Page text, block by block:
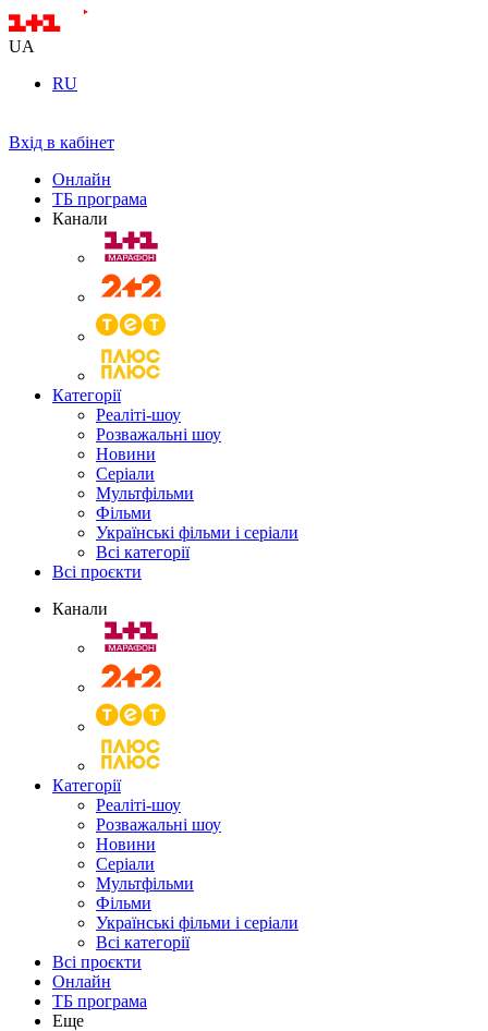
UA
RU
Вхід в кабінет
Онлайн
ТБ програма
Канали
Категорії
Реаліті-шоу
Розважальні шоу
Новини
Серіали
Мультфільми
Фільми
Українські фільми і серіали
Всі категорії
Всі проєкти
Канали
Категорії
Реаліті-шоу
Розважальні шоу
Новини
Серіали
Мультфільми
Фільми
Українські фільми і серіали
Всі категорії
Всі проєкти
Онлайн
ТБ програма
Еще